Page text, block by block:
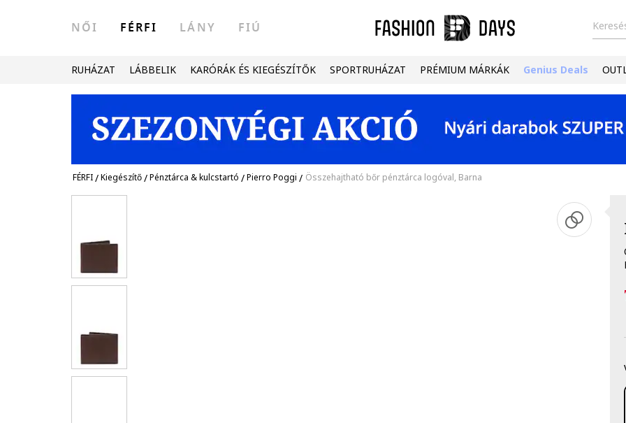
NŐI FÉRFI LÁNY FIÚ
RUHÁZAT LÁBBELIK KARÓRÁK ÉS KIEGÉSZÍTŐK SPORTRUHÁZAT PRÉMIUM MÁRKÁK Genius Deals
FÉRFI/Kiegészítő/Pénztárca & kulcstartó /Pierro Poggi / Összehajtható bőr pénztárca logóval, Barna